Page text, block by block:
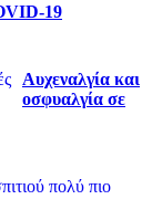
19
Αυχεναλγία και
οσφυαλγία σε